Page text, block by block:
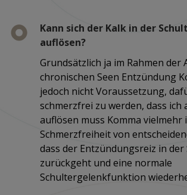
Kann sich der Kalk in der
auflösen?
Grundsätzlich ja im Rahmen der
chronischen Seen Entzündung
jedoch nicht Voraussetzung,
schmerzfrei zu werden, dass ich
auflösen muss Komma vielmehr
Schmerzfreiheit von
dass der Entzündungsreiz in der
zurückgeht und eine normale
Schultergelenkfunktion